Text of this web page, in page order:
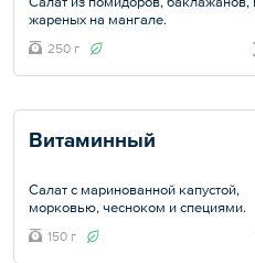
жареных на мангале.
Общий вес – 250 г
250 г
Витаминный
Салат с маринованной капустой,
морковью, чесноком и специями.
Общий вес – 150 г
150 г